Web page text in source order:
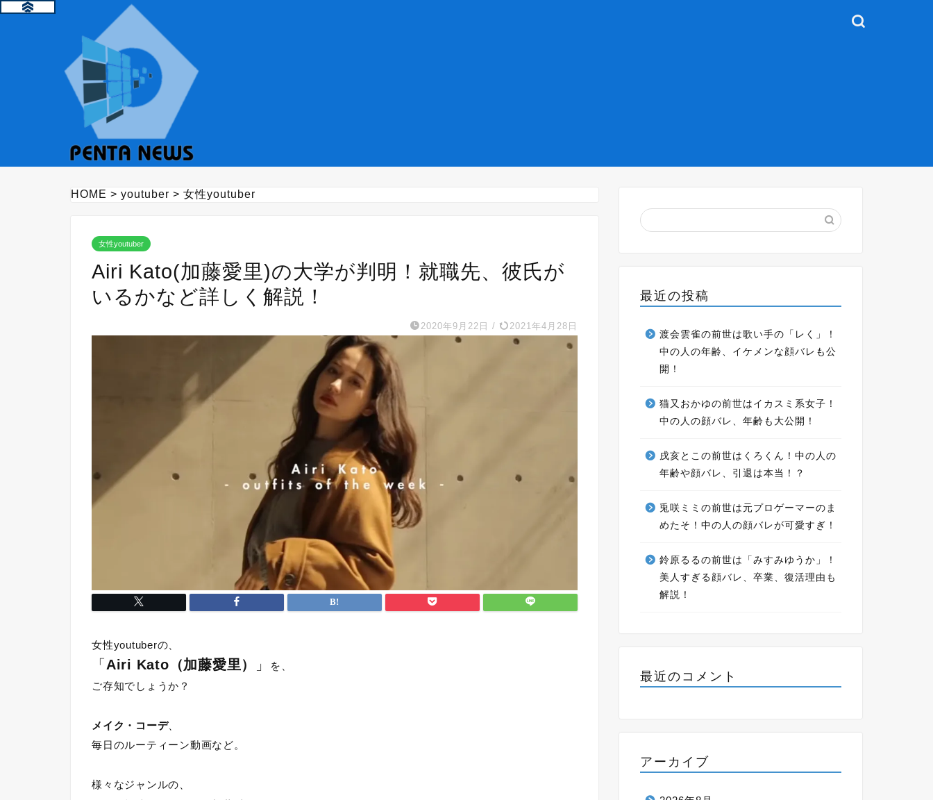
HOME > youtuber > 女性youtuber
女性youtuber
Airi Kato(加藤愛里)の大学が判明！就職先、彼氏が
いるかなど詳しく解説！
2020年9月22日 / 2021年4月28日
女性youtuberの、
「 Airi Kato（加藤愛里） 」
を、
ご存知でしょうか？
メイク・コーデ、
毎日のルーティーン動画など。
様々なジャンルの、
最近の投稿
渡会雲雀の前世は歌い手の「レく」！
中の人の年齢、イケメンな顔バレも公
開！
猫又おかゆの前世はイカスミ系女子！
中の人の顔バレ、年齢も大公開！
戌亥とこの前世はくろくん！中の人の
年齢や顔バレ、引退は本当！？
兎咲ミミの前世は元プロゲーマーのま
めたそ！中の人の顔バレが可愛すぎ！
鈴原るるの前世は「みすみゆうか」！
美人すぎる顔バレ、卒業、復活理由も
解説！
最近のコメント
アーカイブ